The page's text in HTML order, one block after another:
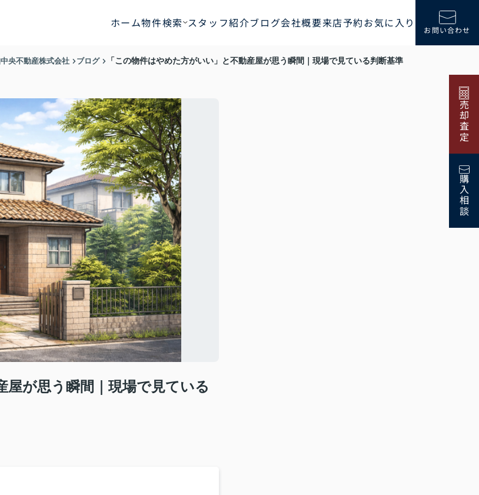
ホーム物件検索 スタッフ紹介ブログ会社概要来店予約お気に入り お問い合わせ
売却査定
購入相談
央不動産株式会社 ブログ 「この物件はやめた方がいい」と不動産屋が思う瞬間｜現場で見ている判断基準
屋が思う瞬間｜現場で見ている